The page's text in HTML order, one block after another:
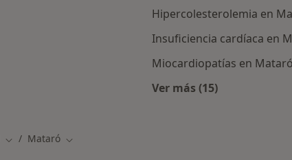
Hipercolesterolemia en
Insuficiencia cardíaca en
Miocardiopatías en
Ver más (15)
Cambiar de ciudad
Mataró Cambiar de ciudad